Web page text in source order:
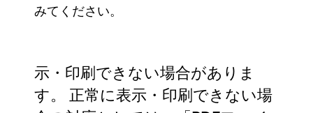
みてください。
示・印刷できない場合がありま
す。 正常に表示・印刷できない場